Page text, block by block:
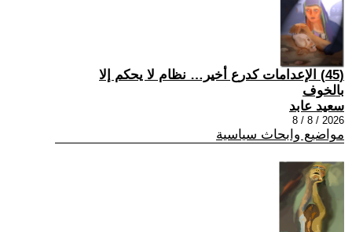
(45) الإعدامات كدرع أخير… نظام لا يحكم إلا
بالخوف
سعيد عابد
2026 / 8 / 8
مواضيع وابحاث سياسية